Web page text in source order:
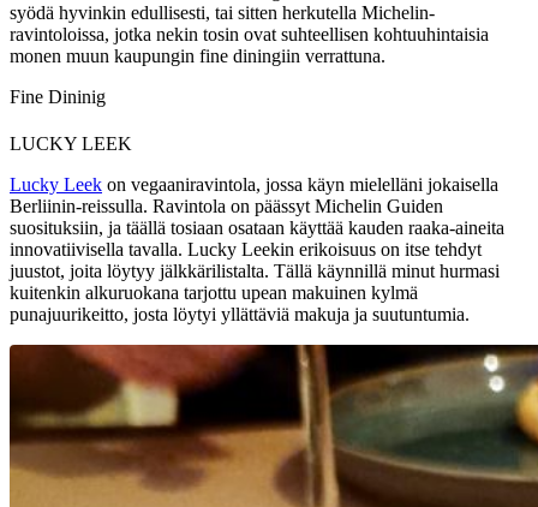
syödä hyvinkin edullisesti, tai sitten herkutella Michelin-
ravintoloissa, jotka nekin tosin ovat suhteellisen kohtuuhintaisia
monen muun kaupungin fine diningiin verrattuna.
Fine Dininig
LUCKY LEEK
Lucky Leek on vegaaniravintola, jossa käyn mielelläni jokaisella
Berliinin-reissulla. Ravintola on päässyt Michelin Guiden
suosituksiin, ja täällä tosiaan osataan käyttää kauden raaka-aineita
innovatiivisella tavalla. Lucky Leekin erikoisuus on itse tehdyt
juustot, joita löytyy jälkkärilistalta. Tällä käynnillä minut hurmasi
kuitenkin alkuruokana tarjottu upean makuinen kylmä
punajuurikeitto, josta löytyi yllättäviä makuja ja suutuntumia.